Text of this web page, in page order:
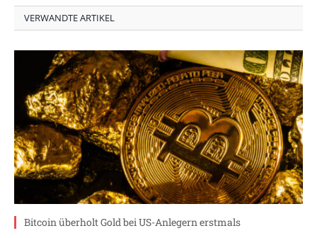
VERWANDTE ARTIKEL
Bitcoin überholt Gold bei US-Anlegern erstmals